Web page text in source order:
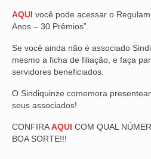
NÚCLEOS
AGENTES DE POLÍCIA
ACESSIBILIDADE E
LGBTQIA+
AQUI você pode acessar o
Anos – 30 Prêmios”.
Se você ainda não é associado
mesmo a ficha de filiação, e faça
servidores beneficiados.
O Sindiquinze comemora
seus associados!
CONFIRAAQUI COM QUAL
BOA SORTE!!!